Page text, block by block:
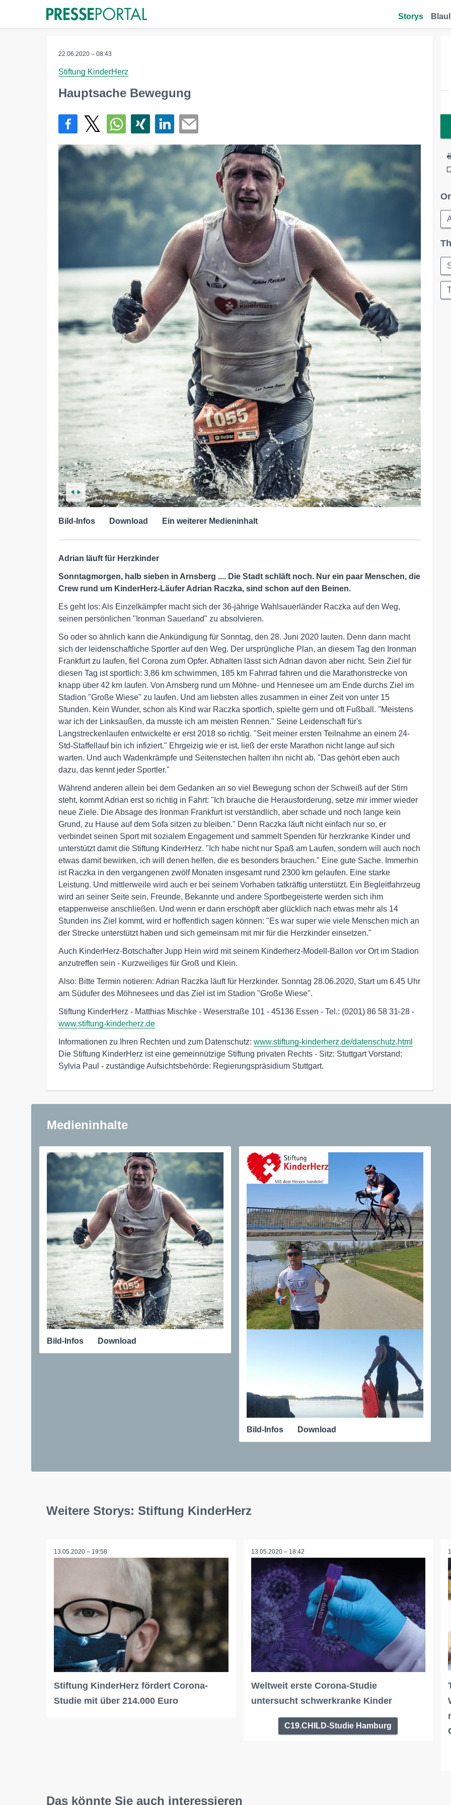
Storys
22.06.2020 – 08:43
Stiftung KinderHerz
Hauptsache Bewegung
Bild-Infos Download Ein weiterer Medieninhalt
Adrian läuft für Herzkinder
Sonntagmorgen, halb sieben in Arnsberg .... Die Stadt schläft noch. Nur ein paar Menschen, die
Crew rund um KinderHerz-Läufer Adrian Raczka, sind schon auf den Beinen.
Es geht los: Als Einzelkämpfer macht sich der 36-jährige Wahlsauerländer Raczka auf den Weg,
seinen persönlichen "Ironman Sauerland" zu absolvieren.
So oder so ähnlich kann die Ankündigung für Sonntag, den 28. Juni 2020 lauten. Denn dann macht
sich der leidenschaftliche Sportler auf den Weg. Der ursprüngliche Plan, an diesem Tag den Ironman
Frankfurt zu laufen, fiel Corona zum Opfer. Abhalten lässt sich Adrian davon aber nicht. Sein Ziel für
diesen Tag ist sportlich: 3,86 km schwimmen, 185 km Fahrrad fahren und die Marathonstrecke von
knapp über 42 km laufen. Von Arnsberg rund um Möhne- und Hennesee um am Ende durchs Ziel im
Stadion "Große Wiese" zu laufen. Und am liebsten alles zusammen in einer Zeit von unter 15
Stunden. Kein Wunder, schon als Kind war Raczka sportlich, spielte gern und oft Fußball. "Meistens
war ich der Linksaußen, da musste ich am meisten Rennen." Seine Leidenschaft für's
Langstreckenlaufen entwickelte er erst 2018 so richtig. "Seit meiner ersten Teilnahme an einem 24-
Std-Staffellauf bin ich infiziert." Ehrgeizig wie er ist, ließ der erste Marathon nicht lange auf sich
warten. Und auch Wadenkrämpfe und Seitenstechen halten ihn nicht ab. "Das gehört eben auch
dazu, das kennt jeder Sportler."
Während anderen allein bei dem Gedanken an so viel Bewegung schon der Schweiß auf der Stirn
steht, kommt Adrian erst so richtig in Fahrt: "Ich brauche die Herausforderung, setze mir immer wieder
neue Ziele. Die Absage des Ironman Frankfurt ist verständlich, aber schade und noch lange kein
Grund, zu Hause auf dem Sofa sitzen zu bleiben." Denn Raczka läuft nicht einfach nur so, er
verbindet seinen Sport mit sozialem Engagement und sammelt Spenden für herzkranke Kinder und
unterstützt damit die Stiftung KinderHerz. "Ich habe nicht nur Spaß am Laufen, sondern will auch noch
etwas damit bewirken, ich will denen helfen, die es besonders brauchen." Eine gute Sache. Immerhin
ist Raczka in den vergangenen zwölf Monaten insgesamt rund 2300 km gelaufen. Eine starke
Leistung. Und mittlerweile wird auch er bei seinem Vorhaben tatkräftig unterstützt. Ein Begleitfahrzeug
wird an seiner Seite sein, Freunde, Bekannte und andere Sportbegeisterte werden sich ihm
etappenweise anschließen. Und wenn er dann erschöpft aber glücklich nach etwas mehr als 14
Stunden ins Ziel kommt, wird er hoffentlich sagen können: "Es war super wie viele Menschen mich an
der Strecke unterstützt haben und sich gemeinsam mit mir für die Herzkinder einsetzen."
Auch KinderHerz-Botschafter Jupp Hein wird mit seinem Kinderherz-Modell-Ballon vor Ort im Stadion
anzutreffen sein - Kurzweiliges für Groß und Klein.
Also: Bitte Termin notieren: Adrian Raczka läuft für Herzkinder. Sonntag 28.06.2020, Start um 6.45 Uhr
am Südufer des Möhnesees und das Ziel ist im Stadion "Große Wiese".
Stiftung KinderHerz - Matthias Mischke - Weserstraße 101 - 45136 Essen - Tel.: (0201) 86 58 31-28 -
www.stiftung-kinderherz.de
Informationen zu Ihren Rechten und zum Datenschutz: www.stiftung-kinderherz.de/datenschutz.html
Die Stiftung KinderHerz ist eine gemeinnützige Stiftung privaten Rechts - Sitz: Stuttgart Vorstand:
Sylvia Paul - zuständige Aufsichtsbehörde: Regierungspräsidium Stuttgart.
Medieninhalte
Bild-Infos Download
Bild-Infos Download
Weitere Storys: Stiftung KinderHerz
13.05.2020 – 19:58
Stiftung KinderHerz fördert Corona-
Studie mit über 214.000 Euro
13.05.2020 – 18:42
Weltweit erste Corona-Studie
untersucht schwerkranke Kinder
C19.CHILD-Studie Hamburg
Das könnte Sie auch interessieren